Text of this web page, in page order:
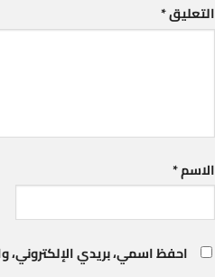
التعليق*
الاسم*
احفظ اسمي، بريدي الإلكتروني،